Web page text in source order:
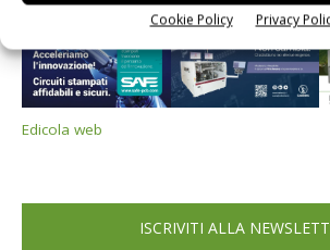
Cookie Policy Privacy
Edicola web
ISCRIVITI ALLA